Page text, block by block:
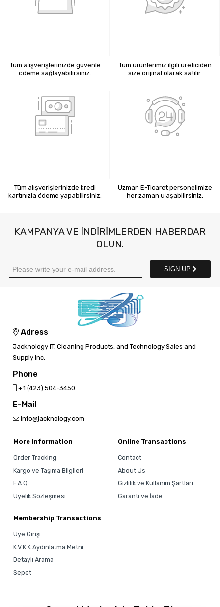
Tüm alışverişlerinizde güvenle
ödeme sağlayabilirsiniz.
Tüm ürünlerimiz ilgili üreticiden
size orijinal olarak satılır.
Tüm alışverişlerinizde kredi
kartınızla ödeme yapabilirsiniz.
Uzman E-Ticaret personelimize
her zaman ulaşabilirsiniz.
KAMPANYA VE INDIRIMLERDEN HABERDAR
OLUN.
SIGN UP
Adress
Jacknology IT, Cleaning Products, and Technology Sales and
Supply Inc.
Phone
‎+1 (423) 504-3450
E-Mail
info@jacknology.com
More Information
Order Tracking
Kargo ve Taşıma Bilgileri
F.A.Q
Üyelik Sözleşmesi
Online Transactions
Contact
About Us
Gizlilik ve Kullanım Şartları
Garanti ve İade
Membership Transactions
Üye Girişi
K.V.K.K Aydınlatma Metni
Detaylı Arama
Sepet